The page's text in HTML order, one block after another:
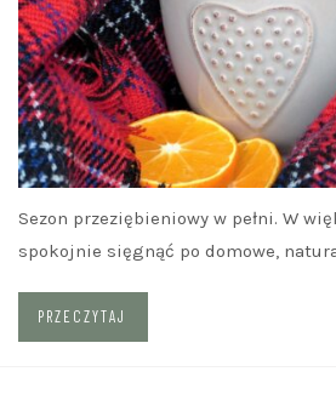
Sezon przeziębieniowy w pełni. W
spokojnie sięgnąć po domowe,
PRZECZYTAJ